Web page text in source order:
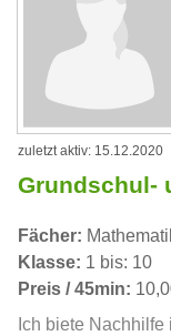
zuletzt aktiv: 15.12.2020
Grundschul-
Fächer:
Klasse: 1 bis: 10
Preis / 45min:
Ich biete